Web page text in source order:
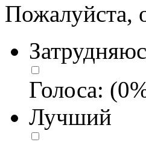
Пожалуйста,
Голоса: (0
Лучший